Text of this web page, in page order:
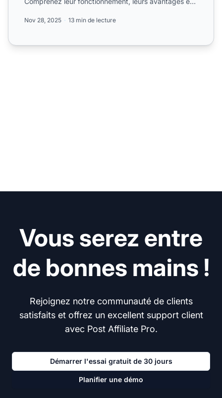
Nov 28, 2025 13 min de lecture
Vous serez entre
de bonnes mains !
Rejoignez notre communauté de clients
satisfaits et offrez un excellent support client
avec Post Affiliate Pro.
Démarrer l'essai gratuit de 30 jours
Planifier une démo